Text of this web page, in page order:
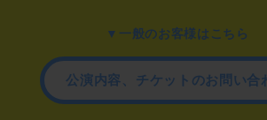
▼一般のお客様はこちら
公演内容、チケットのお問い合